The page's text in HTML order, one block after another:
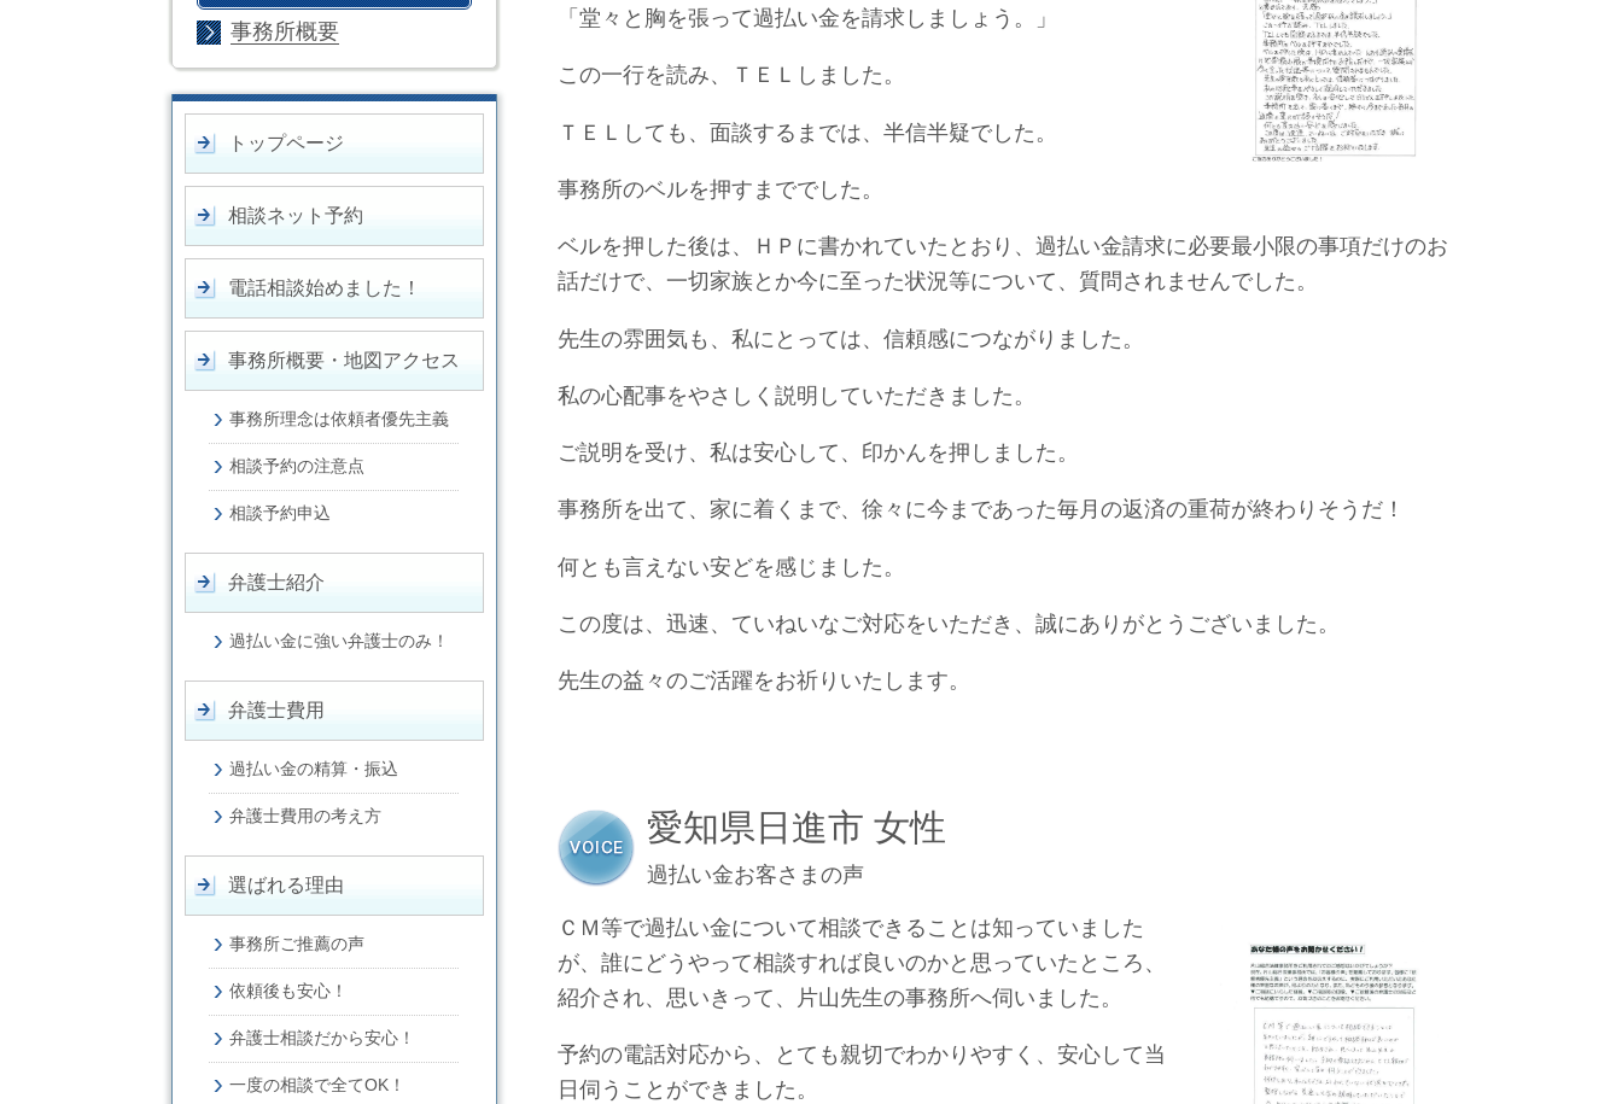
「堂々と胸を張って過払い金を請求しましょう。」
この一行を読み、ＴＥＬしました。
ＴＥＬしても、面談するまでは、半信半疑でした。
事務所のベルを押すまででした。
ベルを押した後は、ＨＰに書かれていたとおり、過払い金請求に必要最小限の事項だけのお
話だけで、一切家族とか今に至った状況等について、質問されませんでした。
先生の雰囲気も、私にとっては、信頼感につながりました。
私の心配事をやさしく説明していただきました。
ご説明を受け、私は安心して、印かんを押しました。
事務所を出て、家に着くまで、徐々に今まであった毎月の返済の重荷が終わりそうだ！
何とも言えない安どを感じました。
この度は、迅速、ていねいなご対応をいただき、誠にありがとうございました。
先生の益々のご活躍をお祈りいたします。
愛知県日進市 女性
過払い金お客さまの声
ＣＭ等で過払い金について相談できることは知っていました
が、誰にどうやって相談すれば良いのかと思っていたところ、
紹介され、思いきって、片山先生の事務所へ伺いました。
予約の電話対応から、とても親切でわかりやすく、安心して当
日伺うことができました。
事務所概要
トップページ
相談ネット予約
電話相談始めました！
事務所概要・地図アクセス
事務所理念は依頼者優先主義
相談予約の注意点
相談予約申込
弁護士紹介
過払い金に強い弁護士のみ！
弁護士費用
過払い金の精算・振込
弁護士費用の考え方
選ばれる理由
事務所ご推薦の声
依頼後も安心！
弁護士相談だから安心！
一度の相談で全てOK！